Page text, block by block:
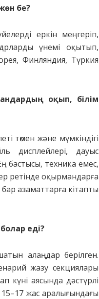
бе?
еркін меңгеріп,
үнемі оқытып,
Финляндия, Түркия
оқып, білім
төмен және мүмкіндігі
дисплейлері, дауыс
бастысы, техника емес,
ретінде оқырмандарға
бар азаматтарға кітапты
еді?
алаңдар берілген.
жазу секция­лары
күні аясында дәстүрлі
жас аралығындағы